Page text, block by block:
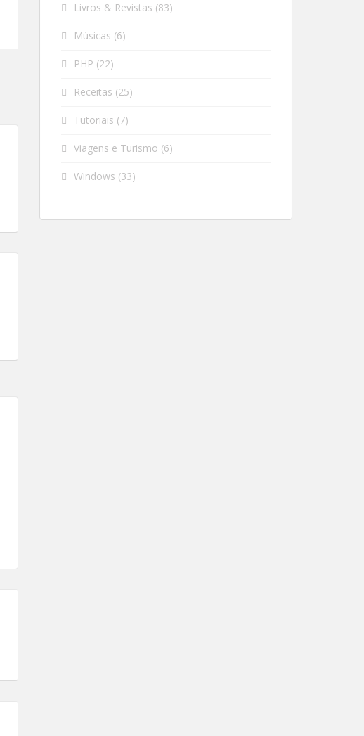
Livros & Revistas (83)
Músicas (6)
PHP (22)
Receitas (25)
Tutoriais (7)
Viagens e Turismo (6)
Windows (33)